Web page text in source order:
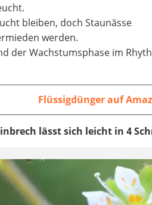
bleiben, doch Staunässe
werden.
der Wachstumsphase im
Flüssigdünger auf
lässt sich leicht in 4